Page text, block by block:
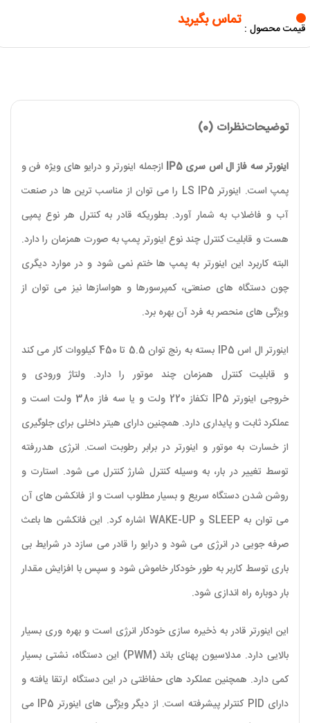
قیمت محصول : تماس بگیرید
توضیحاتنظرات (0)
اینورتر سه فاز ال اس سری IP5
ازجمله اینورتر و درایو های ویژه فن و
پمپ است. اینورتر LS IP5 را می توان از مناسب‌ ترین‌ ها در صنعت
آب و فاضلاب به شمار آورد. بطوریکه قادر به کنترل هر نوع پمپی
هست و قابلیت کنترل چند نوع اینورتر پمپ به‌ صورت همزمان را دارد.
البته کاربرد این اینورتر به پمپ‌ ها ختم نمی‌ شود و در موارد دیگری
چون دستگاه‌ های صنعتی، کمپرسورها و هواسازها نیز می‌ توان از
ویژگی‌ های منحصر به‌ فرد آن بهره برد.
اینورتر ال اس IP5 بسته به رنج توان 5.5 تا 450 کیلووات کار می‌ کند
و قابلیت کنترل همزمان چند موتور را دارد. ولتاژ ورودی و
خروجی اینورتر IP5 تکفاز 220 ولت و یا سه فاز 380 ولت است و
عملکرد ثابت و پایداری دارد. همچنین دارای هیتر داخلی برای جلوگیری
از خسارت به موتور و اینورتر در برابر رطوبت است. انرژی هدررفته
توسط تغییر در بار، به‌ وسیله کنترل شارژ کنترل می‌ شود. استارت و
روشن شدن دستگاه سریع و بسیار مطلوب است و از فانکشن های آن
می‌ توان به SLEEP و WAKE-UP اشاره کرد. این فانکشن ها باعث
صرفه جویی در انرژی می شود و درایو را قادر می سازد در شرایط بی
باری توسط کاربر به طور خودکار خاموش شود و سپس با افزایش مقدار
بار دوباره راه اندازی شود.
این اینورتر قادر به ذخیره‌ سازی خودکار انرژی است و بهره‌ وری بسیار
بالایی دارد. مدلاسیون پهنای باند (PWM) این دستگاه، نشتی بسیار
کمی دارد. همچنین عملکرد های حفاظتی در این دستگاه ارتقا یافته و
دارای PID کنترلر پیشرفته است. از دیگر ویژگی‌ های اینورتر IP5 می‌